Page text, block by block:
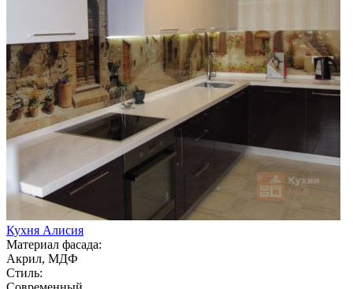
Кухня Алисия
Материал фасада:
Акрил, МДФ
Стиль: